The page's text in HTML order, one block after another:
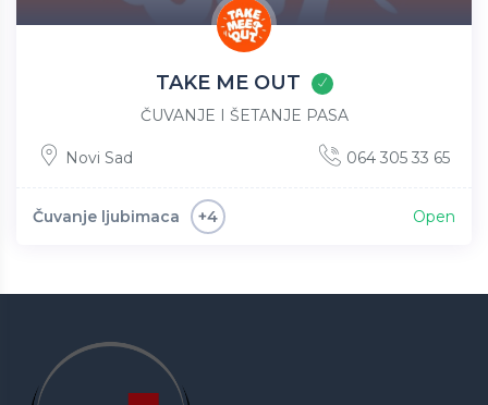
TAKE ME OUT
ČUVANJE I ŠETANJE PASA
Novi Sad 064 305 33 65
Čuvanje ljubimaca +4 Open